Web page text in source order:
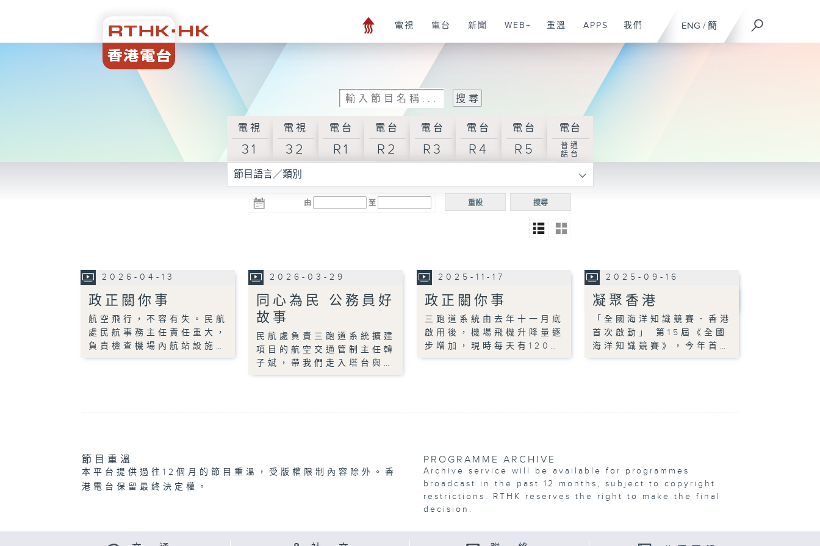
ENG / 簡
電視 電台 新聞 WEB+ 重溫 APPS 我們
電視
31
電視
32
電台
R1
電台
R2
電台
R3
電台
R4
電台
R5
電台
普通
話台
節目語言／類別
由 至 搜尋
重設
2026-04-13
政正關你事
航空飛行，不容有失。民航
處民航事務主任責任重大，
負責檢查機場內航站設施…
2026-03-29
同心為民 公務員好
故事
民航處負責三跑道系統擴建
項目的航空交通管制主任韓
子斌，帶我們走入塔台與…
2025-11-17
政正關你事
三跑道系統由去年十一月底
啟用後，機場飛機升降量逐
步增加，現時每天有120…
2025-09-16
凝聚香港
「全國海洋知識競賽．香港
首次啟動」 第15屆《全國
海洋知識競賽》，今年首…
節目重溫
本平台提供過往12個月的節目重溫，受版權限制內容除外。香
港電台保留最終決定權。
PROGRAMME ARCHIVE
Archive service will be available for programmes
broadcast in the past 12 months, subject to copyright
restrictions. RTHK reserves the right to make the final
decision.